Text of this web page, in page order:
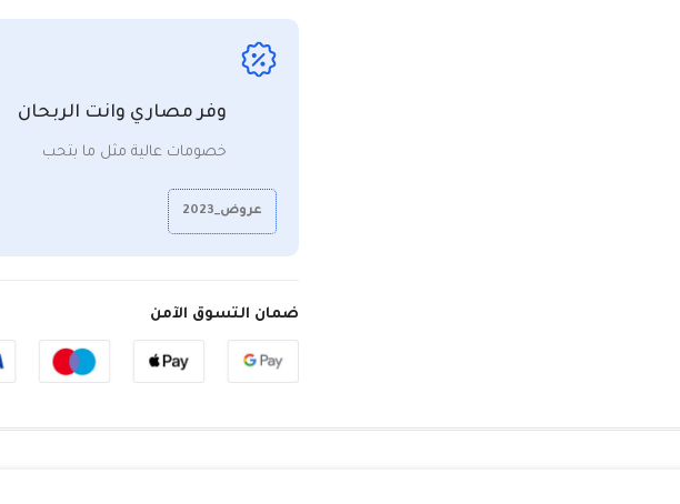
وفر مصاري وانت الربحان
خصومات عالية مثل ما بتحب
عروض_2023
ضمان التسوق الآمن